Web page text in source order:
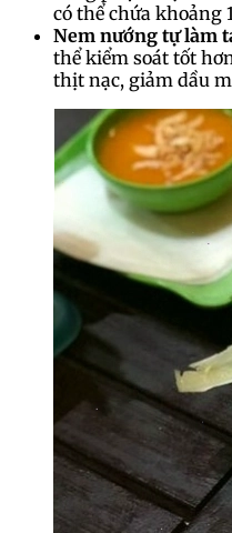
có thể chứa khoảng
Nem nướng tự làm
thể kiểm soát tốt
thịt nạc, giảm dầu